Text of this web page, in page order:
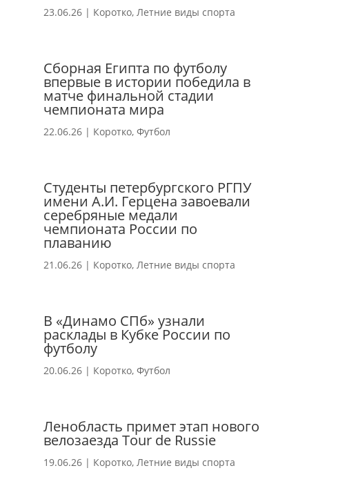
23.06.26| Коротко, Летние виды спорта
Сборная Египта по футболу
впервые в истории победила в
матче финальной стадии
чемпионата мира
22.06.26| Коротко, Футбол
Студенты петербургского РГПУ
имени А.И. Герцена завоевали
серебряные медали
чемпионата России по
плаванию
21.06.26| Коротко, Летние виды спорта
В «Динамо СПб» узнали
расклады в Кубке России по
футболу
20.06.26| Коротко, Футбол
Ленобласть примет этап нового
велозаезда Tour de Russie
19.06.26| Коротко, Летние виды спорта